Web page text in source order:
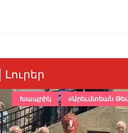
Լուրեր
Խապրիկ #Արեւմտեան